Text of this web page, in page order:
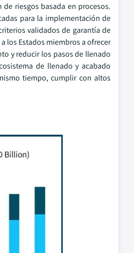
riesgos basada en procesos.
para la implementación de
validados de garantía de
los Estados miembros a ofrecer
y reducir los pasos de llenado
de llenado y acabado
tiempo, cumplir con altos